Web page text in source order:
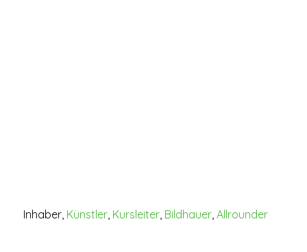
Inhaber, Künstler, Kursleiter, Bildhauer, Allrounder